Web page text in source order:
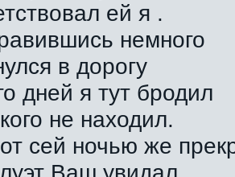
ей я .
немного
в дорогу
дней я тут бродил
не находил.
сей ночью же